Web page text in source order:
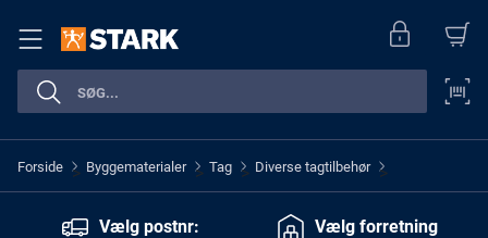
Forside > Byggematerialer > Tag > Diverse tagtilbehør >
Vælg postnr: Vælg forretning